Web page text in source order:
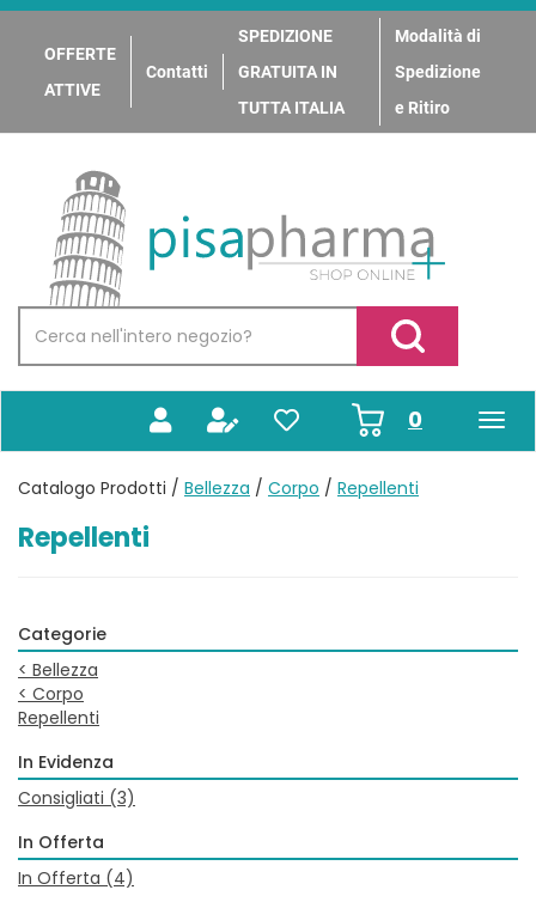
Passa
contenuto
principale
OFFERTE
ATTIVE
Contatti
SPEDIZIONE
GRATUITA IN
TUTTA ITALIA
Modalità di
Spedizione
e Ritiro
PisaPharma
Prodotto
Cerca Prodotto
0prodotti
inseriti
Catalogo Prodotti / Bellezza / Corpo / Repellenti
Repellenti
Categorie
< Bellezza
< Corpo
Repellenti
In Evidenza
Consigliati (3)
In Offerta
In Offerta (4)